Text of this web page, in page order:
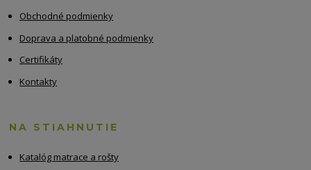
Obchodné podmienky
Doprava a platobné podmienky
Certifikáty
Kontakty
NA STIAHNUTIE
Katalóg matrace a rošty